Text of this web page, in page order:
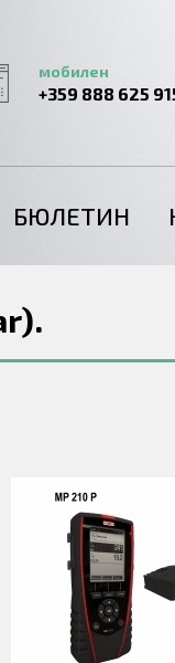
мобилен
+359 888 625
БЮЛЕТИН